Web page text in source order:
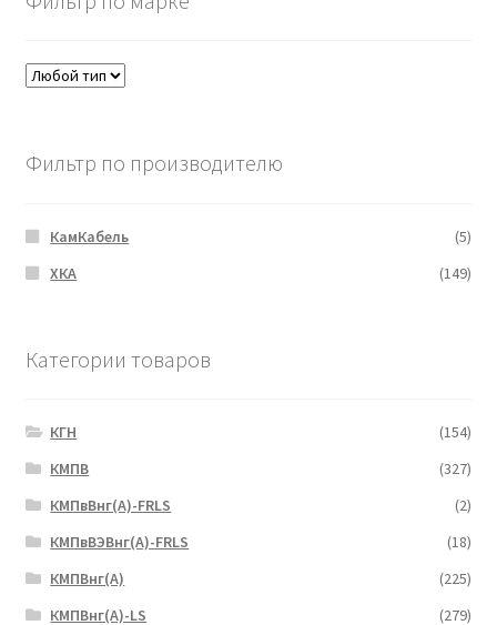
Фильтр по производителю
КамКабель
(5)
ХКА
(149)
Категории товаров
КГН
(154)
КМПВ
(327)
КМПвВнг(А)-FRLS
(2)
КМПвВЭВнг(А)-FRLS
(18)
КМПВнг(А)
(225)
КМПВнг(А)-LS
(279)